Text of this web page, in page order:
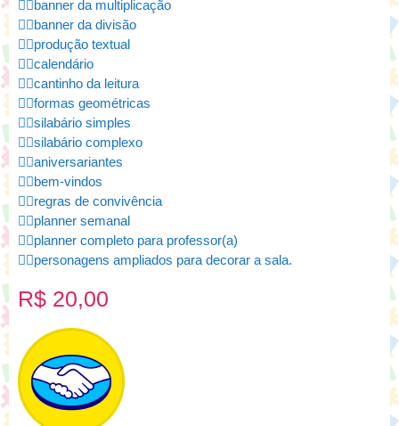
👉🏻banner da multiplicação
👉🏻banner da divisão
👉🏻produção textual
👉🏻calendário
👉🏻cantinho da leitura
👉🏻formas geométricas
👉🏻silabário simples
👉🏻silabário complexo
👉🏻aniversariantes
👉🏻bem-vindos
👉🏻regras de convivência
👉🏻planner semanal
👉🏻planner completo para professor(a)
👉🏻personagens ampliados para decorar a sala.
R$ 20,00